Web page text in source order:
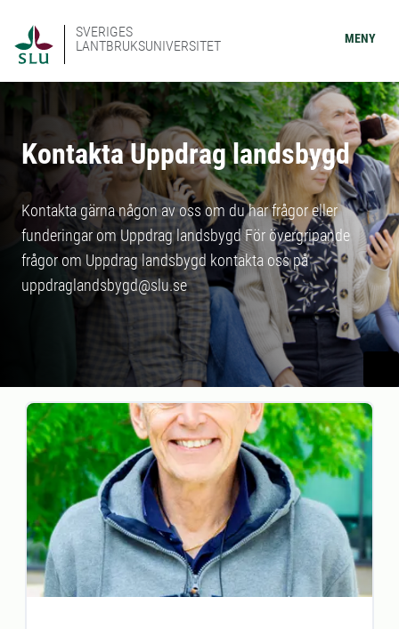
SVERIGES
LANTBRUKSUNIVERSITET
MENY
Kontakta Uppdrag landsbygd
Kontakta gärna någon av oss om du har frågor eller
funderingar om Uppdrag landsbygd För övergripande
frågor om Uppdrag landsbygd kontakta oss på
uppdraglandsbygd@slu.se